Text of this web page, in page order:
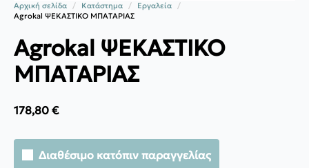
Αρχική σελίδα Κατάστημα
Εργαλεία
Agrokal ΨΕΚΑΣΤΙΚΟ ΜΠΑΤΑΡΙΑΣ
Agrokal ΨΕΚΑΣΤΙΚΟ
ΜΠΑΤΑΡΙΑΣ
178,80 €
Διαθέσιμο κατόπιν παραγγελίας